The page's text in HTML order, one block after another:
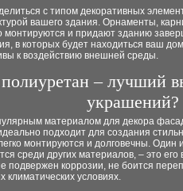
с типом декоративных
вашего здания. Орнаменты,
монтируются и придают зданию
в которых будет находиться ваш
к воздействию внешней среды.
– лучший
украшений?
материалом для декора
подходит для создания
монтируются и долговечны. Один
среди других материалов, – это его
подвержен коррозии, не боится
климатических условиях.